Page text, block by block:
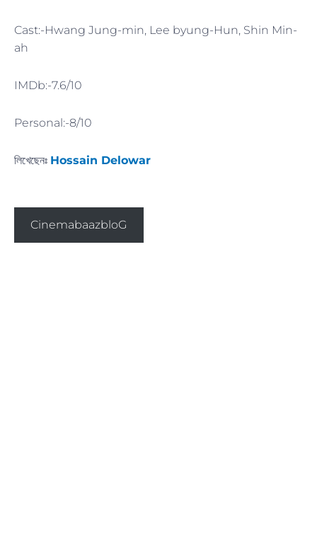
Cast:-Hwang Jung-min, Lee byung-Hun, Shin Min-
ah
IMDb:-7.6/10
Personal:-8/10
লিখেছেনঃ Hossain Delowar
CinemabaazbloG